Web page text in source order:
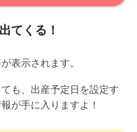
てくる！
表示されます。
も、出産予定日を設定す
が手に入りますよ！